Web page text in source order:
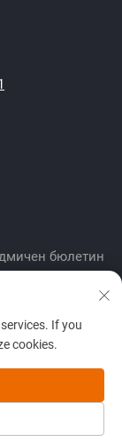
бюлетин
If you
cookies.